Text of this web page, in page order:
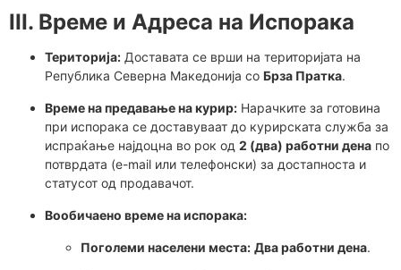
III. Време и Адреса на Испорака
Територија: Доставата се врши на територијата на
Република Северна Македонија со Брза Пратка.
Време на предавање на курир: Нарачките за готовина
при испорака се доставуваат до курирската служба за
испраќање најдоцна во рок од 2 (два) работни дена по
потврдата (e-mail или телефонски) за достапноста и
статусот од продавачот.
Вообичаено време на испорака:
Поголеми населени места: Два работни дена.